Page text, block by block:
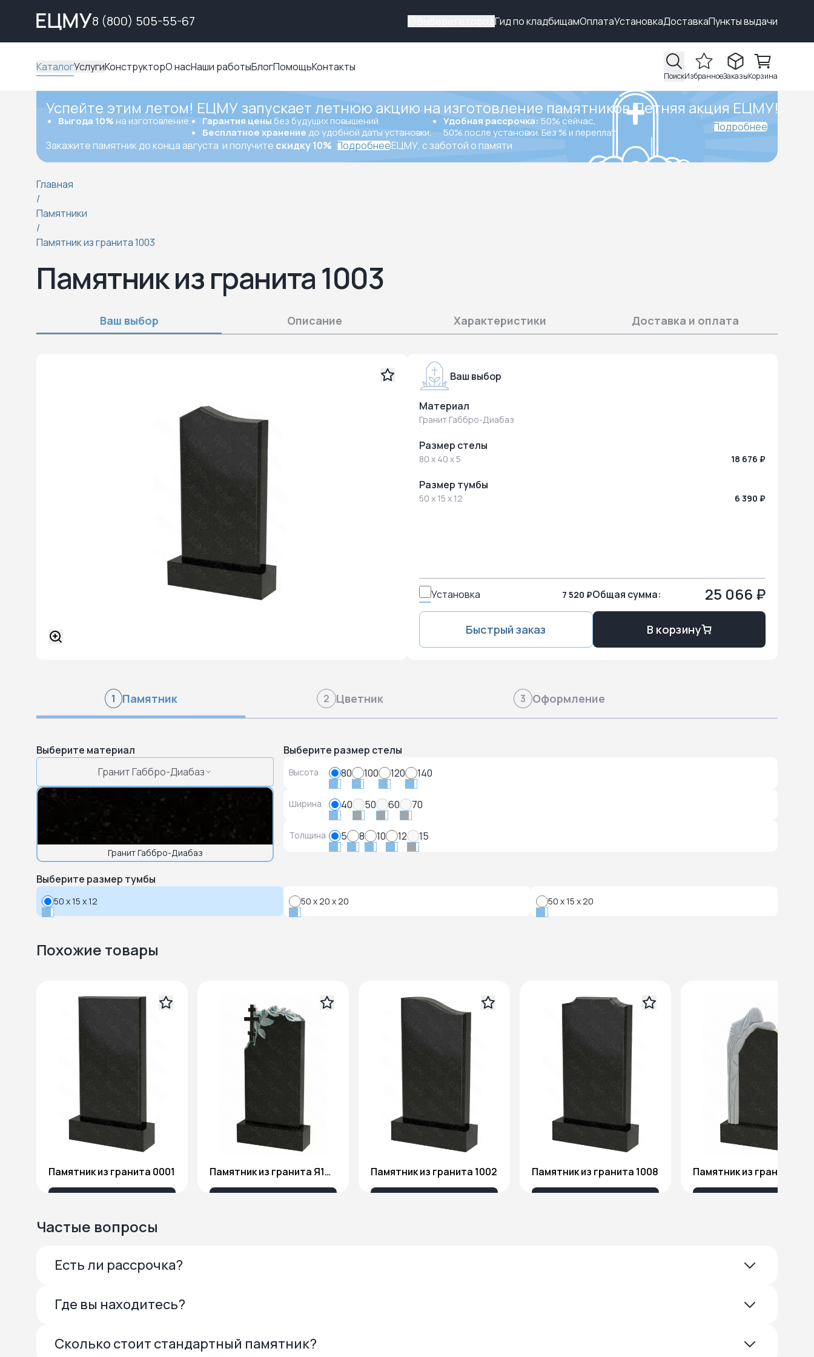
8 (800) 505-55-67 Гид по кладбищамОплатаУстановкаДоставкаПункты выдачи
КаталогУслугиКонструкторО насНаши работыБлогПомощьКонтакты
ПоискИзбранноеЗаказыКорзина
Успейте этим летом! ЕЦМУ запускает летнюю акцию на изготовление памятников.Летняя акция ЕЦМУ!
Выгода 10% на изготовление. Гарантия цены без будущих повышений.
Бесплатное хранение до удобной даты установки.
Удобная рассрочка: 50% сейчас,
50% после установки. Без % и переплат.
Закажите памятник до конца августа и получите скидку 10% ПодробнееЕЦМУ, с заботой о памяти
Подробнее
Главная
/
Памятники
/
Памятник из гранита 1003
Памятник из гранита 1003
Ваш выбор Описание Характеристики Доставка и оплата
Ваш выбор
Материал
Гранит Габбро-Диабаз
Размер стелы
80 x 40 x 5 18 676 ₽
Размер тумбы
50 x 15 x 12 6 390 ₽
Установка 7 520 ₽Общая сумма: 25 066 ₽
Быстрый заказ В корзину
1 Памятник 2 Цветник 3 Оформление
Выберите материал
Гранит Габбро-Диабаз
Гранит Габбро-Диабаз
Выберите размер стелы
Высота 80 100 120 140
Ширина 40 50 60 70
Толщина 5 8 10 12 15
Выберите размер тумбы
50 x 15 x 12 50 x 20 x 20 50 x 15 x 20
Похожие товары
Памятник из гранита 0001 Памятник из гранита Я1806 Памятник из гранита 1002 Памятник из гранита 1008
Частые вопросы
Есть ли рассрочка?
Где вы находитесь?
Сколько стоит стандартный памятник?